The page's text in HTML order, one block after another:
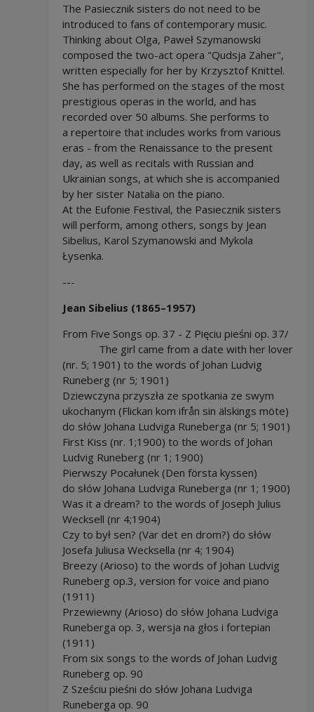
The Pasiecznik sisters do not need to be
introduced to fans of contemporary music.
Thinking about Olga, Paweł Szymanowski
composed the two-act opera "Qudsja Zaher",
written especially for her by Krzysztof Knittel.
She has performed on the stages of the most
prestigious operas in the world, and has
recorded over 50 albums. She performs to
a repertoire that includes works from various
eras - from the Renaissance to the present
day, as well as recitals with Russian and
Ukrainian songs, at which she is accompanied
by her sister Natalia on the piano.
At the Eufonie Festival, the Pasiecznik sisters
will perform, among others, songs by Jean
Sibelius, Karol Szymanowski and Mykola
Łysenka.
---
Jean Sibelius (1865–1957)
From Five Songs op. 37 - Z Pięciu pieśni op. 37/
The girl came from a date with her lover
(nr. 5; 1901) to the words of Johan Ludvig
Runeberg (nr 5; 1901)
Dziewczyna przyszła ze spotkania ze swym
ukochanym (Flickan kom ifrån sin älskings möte)
do słów Johana Ludviga Runeberga (nr 5; 1901)
First Kiss (nr. 1;1900) to the words of Johan
Ludvig Runeberg (nr 1; 1900)
Pierwszy Pocałunek (Den första kyssen)
do słów Johana Ludviga Runeberga (nr 1; 1900)
Was it a dream? to the words of Joseph Julius
Wecksell (nr 4;1904)
Czy to był sen? (Var det en drom?) do słów
Josefa Juliusa Wecksella (nr 4; 1904)
Breezy (Arioso) to the words of Johan Ludvig
Runeberg op.3, version for voice and piano
(1911)
Przewiewny (Arioso) do słów Johana Ludviga
Runeberga op. 3, wersja na głos i fortepian
(1911)
From six songs to the words of Johan Ludvig
Runeberg op. 90
Z Sześciu pieśni do słów Johana Ludviga
Runeberga op. 90